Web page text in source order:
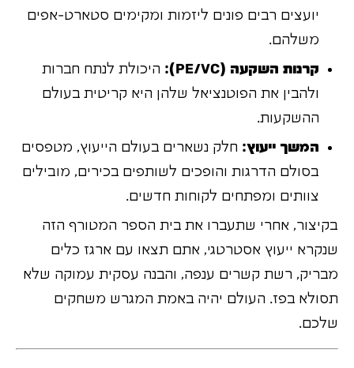
יועצים רבים פונים ליזמות ומקימים סטארט-אפים
משלהם.
קרנות השקעה (PE/VC):
היכולת לנתח חברות
ולהבין את הפוטנציאל שלהן היא קריטית בעולם
ההשקעות.
המשך ייעוץ: חלק נשארים בעולם הייעוץ, מטפסים
בסולם הדרגות והופכים לשותפים בכירים, מובילים
צוותים ומפתחים לקוחות חדשים.
בקיצור, אחרי שתעברו את בית הספר המטורף הזה
שנקרא ייעוץ אסטרטגי, אתם תצאו עם ארגז כלים
מבריק, רשת קשרים ענפה, והבנה עסקית עמוקה שלא
תסולא בפז. העולם יהיה באמת המגרש משחקים
שלכם.